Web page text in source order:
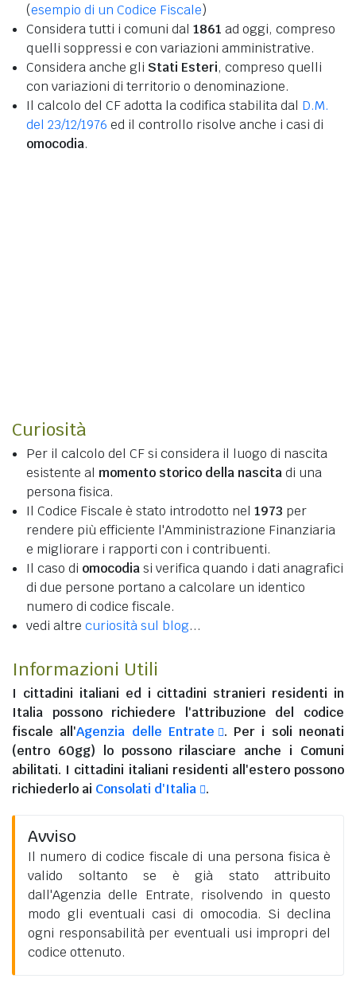
(esempio di un Codice Fiscale)
Considera tutti i comuni dal 1861 ad oggi, compreso
quelli soppressi e con variazioni amministrative.
Considera anche gli Stati Esteri, compreso quelli
con variazioni di territorio o denominazione.
Il calcolo del CF adotta la codifica stabilita dal D.M.
del 23/12/1976 ed il controllo risolve anche i casi di
omocodia.
Curiosità
Per il calcolo del CF si considera il luogo di nascita
esistente al momento storico della nascitadi una
persona fisica.
Il Codice Fiscale è stato introdotto nel 1973 per
rendere più efficiente l'Amministrazione Finanziaria
e migliorare i rapporti con i contribuenti.
Il caso di omocodiasi verifica quando i dati anagrafici
di due persone portano a calcolare un identico
numero di codice fiscale.
vedi altre curiosità sul blog...
Informazioni Utili
I cittadini italiani ed i cittadini stranieri residenti in
Italia possono richiedere l'attribuzione del codice
fiscale all'Agenzia delle Entrate
. Per i soli neonati
(entro 60gg) lo possono rilasciare anche i Comuni
abilitati. I cittadini italiani residenti all'esteropossono
richiederlo ai Consolati d'Italia .
Avviso
Il numero di codice fiscale di una persona fisica è
valido soltanto se è già stato attribuito
dall'Agenzia delle Entrate, risolvendo in questo
modo gli eventuali casi di omocodia. Si declina
ogni responsabilità per eventuali usi impropri del
codice ottenuto.